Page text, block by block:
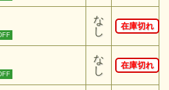
な
し
在庫切れ
な
し
在庫切れ